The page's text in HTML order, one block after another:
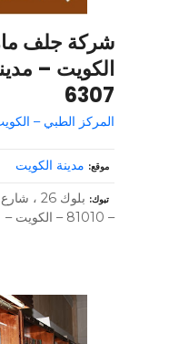
شركة جلف
6307
المركز الطبي –
موقع مدينة الكويت
تبوك
– 81010 – الكويت –